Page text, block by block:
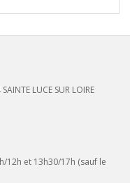
LUCE SUR LOIRE
12h et 13h30/17h (sauf le